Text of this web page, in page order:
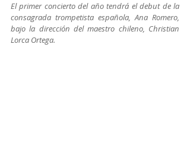
El primer concierto del año tendrá el debut de la
consagrada trompetista española, Ana Romero,
bajo la dirección del maestro chileno, Christian
Lorca Ortega.